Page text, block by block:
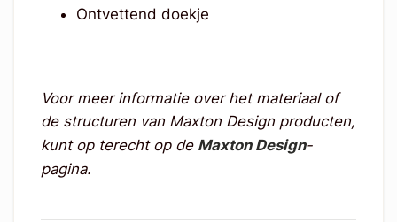
Ontvettend doekje
Voor meer informatie over het materiaal of
de structuren van Maxton Design producten,
kunt op terecht op de Maxton Design-
pagina.